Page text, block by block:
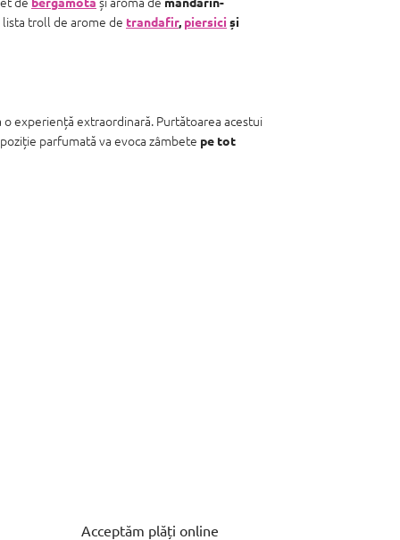
troll de arome de trandafir, piersici și
o experiență extraordinară. Purtătoarea acestui
parfumată va evoca zâmbete pe tot
Acceptăm plăți online